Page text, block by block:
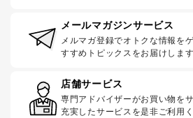
メールマガジンサービス
メルマガ登録でオトクな情報を
すすめトピックスをお届けします
店舗サービス
専門アドバイザーがお買い物を
充実したサービスを是非ご利用く